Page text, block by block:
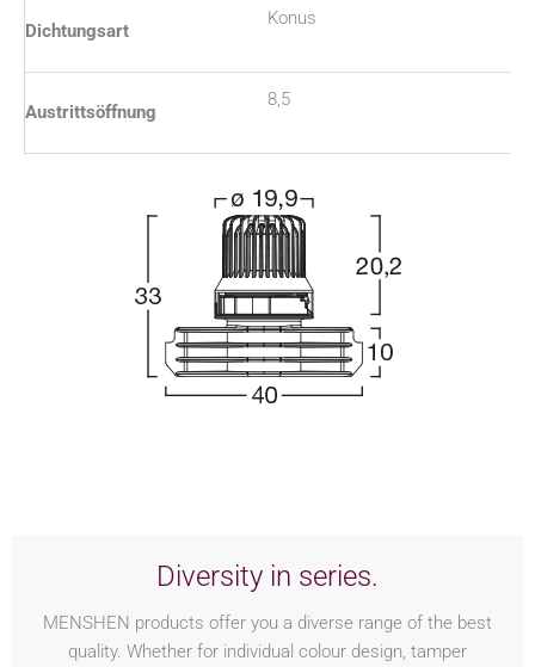
Dichtungsart
Konus
Austrittsöffnung
8,5
Diversity in series.
MENSHEN products offer you a diverse range of the best
quality. Whether for individual colour design, tamper